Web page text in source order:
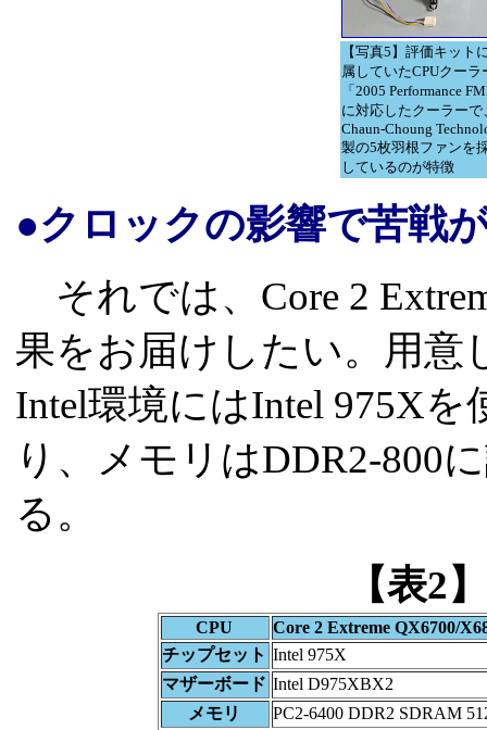
【写真5】評価キット
属していたCPUクーラ
「2005 Performance
に対応したクーラーで
Chaun-Choung
製の5枚羽根ファンを
しているのが特徴
●クロックの影響で苦戦
それでは、Core 2
果をお届けしたい。用意
Intel環境にはIntel 975X
り、メモリはDDR2-800
る。
【表2
CPU
Core 2 Extreme QX6700/
チップセット Intel 975X
マザーボード Intel D975XBX2
メモリ
PC2-6400 DDR2 SDRAM